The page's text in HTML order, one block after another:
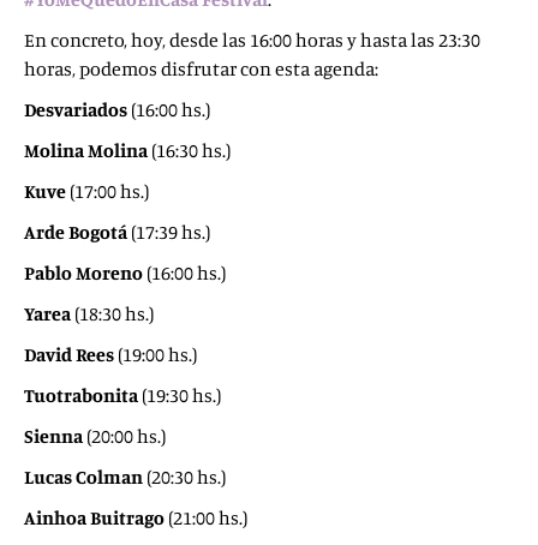
En concreto, hoy, desde las 16:00 horas y hasta las 23:30
horas, podemos disfrutar con esta agenda:
Desvariados (16:00 hs.)
Molina Molina (16:30 hs.)
Kuve (17:00 hs.)
Arde Bogotá (17:39 hs.)
Pablo Moreno (16:00 hs.)
Yarea (18:30 hs.)
David Rees (19:00 hs.)
Tuotrabonita (19:30 hs.)
Sienna (20:00 hs.)
Lucas Colman (20:30 hs.)
Ainhoa Buitrago (21:00 hs.)